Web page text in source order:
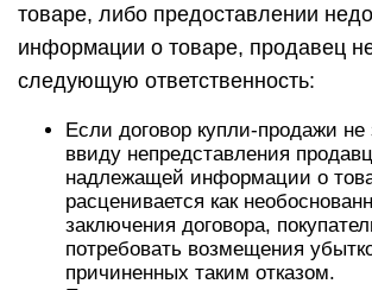
товаре, либо предоставлении
информации о товаре, продавец
следующую ответственность:
Если договор купли-продажи не
ввиду непредставления
надлежащей информации о
расценивается как
заключения договора,
потребовать возмещения
причиненных таким отказом.